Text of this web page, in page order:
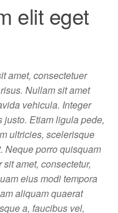
elit eget
amet, consectetuer
Nullam sit amet
vehicula. Integer
justo. Etiam ligula pede,
ultricies, scelerisque
Neque porro quisquam
amet, consectetur,
eius modi tempora
aliquam quaerat
a, faucibus vel,